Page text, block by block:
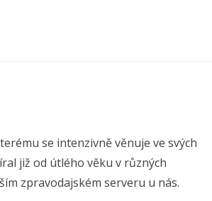
se intenzivně věnuje ve svých
již od útlého věku v různých
zpravodajském serveru u nás.